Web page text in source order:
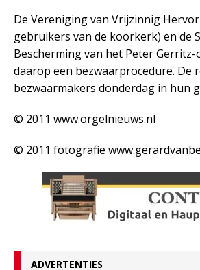
De Vereniging van Vrijzinnig
gebruikers van de koorkerk) en de
Bescherming van het Peter
daarop een bezwaarprocedure. De
bezwaarmakers donderdag in hun
© 2011 www.orgelnieuws.nl
© 2011 fotografie
ADVERTENTIES